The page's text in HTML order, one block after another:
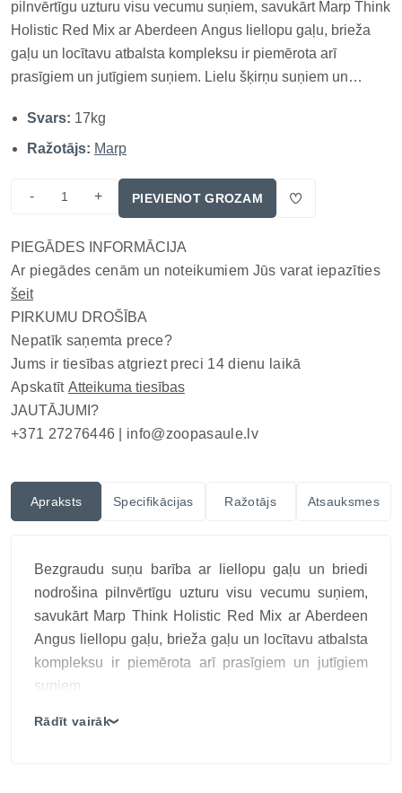
pilnvērtīgu uzturu visu vecumu suņiem, savukārt Marp Think
Holistic Red Mix ar Aberdeen Angus liellopu gaļu, brieža
gaļu un locītavu atbalsta kompleksu ir piemērota arī
prasīgiem un jutīgiem suņiem. Lielu šķirņu suņiem un
dabisku kvalitāti, augstu gaļas saturu un uzturvielu blīvumu,
nezaud...
Svars: 17kg
Ražotājs: Marp
- + PIEVIENOT GROZAM
PIEGĀDES INFORMĀCIJA
Ar piegādes cenām un noteikumiem Jūs varat iepazīties
šeit
PIRKUMU DROŠĪBA
Nepatīk saņemta prece?
Jums ir tiesības atgriezt preci 14 dienu laikā
Apskatīt Atteikuma tiesības
JAUTĀJUMI?
+371 27276446 | info@zoopasaule.lv
Apraksts Specifikācijas Ražotājs Atsauksmes
Bezgraudu suņu barība ar liellopu gaļu un briedi
nodrošina pilnvērtīgu uzturu visu vecumu suņiem,
savukārt Marp Think Holistic Red Mix ar Aberdeen
Angus liellopu gaļu, brieža gaļu un locītavu atbalsta
kompleksu ir piemērota arī prasīgiem un jutīgiem
suņiem.
Rādīt vairāk❯